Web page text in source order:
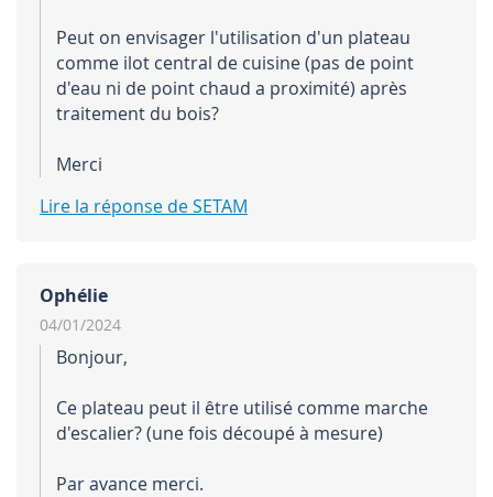
Peut on envisager l'utilisation d'un plateau
comme ilot central de cuisine (pas de point
d'eau ni de point chaud a proximité) après
traitement du bois?
Merci
Lire la réponse de SETAM
Ophélie
04/01/2024
Bonjour,
Ce plateau peut il être utilisé comme marche
d'escalier? (une fois découpé à mesure)
Par avance merci.